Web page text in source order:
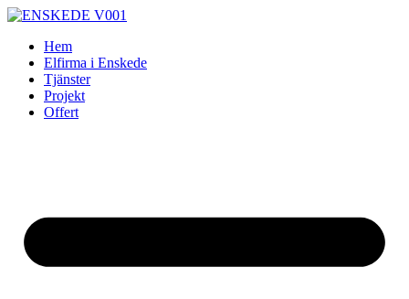
Skip
contentHem
Elfirma i Enskede
Tjänster
Projekt
Offert